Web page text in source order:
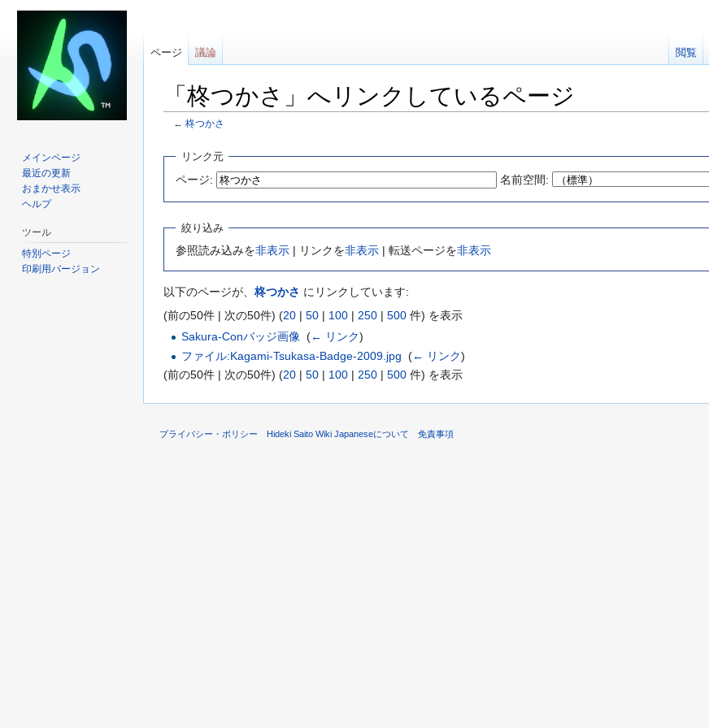
「柊つかさ」へリンクしているページ
← 柊つかさ
リンク元
ページ: 名前空間:
絞り込み
参照読み込みを非表示 | リンクを非表示 | 転送ページを非表示
以下のページが、 柊つかさ にリンクしています:
(前の50件 | 次の50件) (20 | 50 | 100 | 250 | 500 件) を表示
Sakura-Conバッジ画像 ‎(← リンク)
ファイル:Kagami-Tsukasa-Badge-2009.jpg ‎(← リンク)
(前の50件 | 次の50件) (20 | 50 | 100 | 250 | 500 件) を表示
ページ 議論 閲覧
メインページ
最近の更新
おまかせ表示
ヘルプ
ツール
特別ページ
印刷用バージョン
プライバシー・ポリシー Hideki Saito Wiki Japaneseについて 免責事項